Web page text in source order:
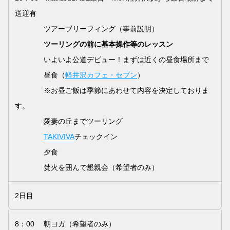
送迎有
ツアーブリーフィング（事前説明）
ツーリングの前に基本操作等のレッスン
いよいよ公道デビュー！まずは近くの昼食場所まで
昼食（軽井沢カフェ・セブン）
※お昼ご飯は季節にあわせて内容を決定しておりま
す。
愛妻の丘までツーリング
TAKIVIVAチェックイン
夕食
焚火を囲んで懇親会（希望者のみ）
2日目
8：00 朝ヨガ（希望者のみ）